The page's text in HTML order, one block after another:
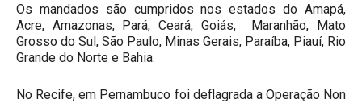
Os mandados são cumpridos nos estados do Amapá,
Acre, Amazonas, Pará, Ceará, Goiás, Maranhão, Mato
Grosso do Sul, São Paulo, Minas Gerais, Paraíba, Piauí, Rio
Grande do Norte e Bahia.
No Recife, em Pernambuco foi deflagrada a Operação Non